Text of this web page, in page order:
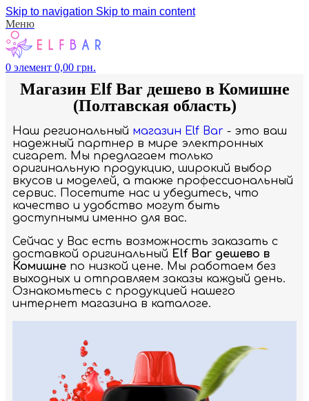
Skip to navigation Skip to main content
Меню
0 элемент 0,00 грн.
Магазин Elf Bar дешево в Комишне
(Полтавская область)
Наш региональный магазин Elf Bar - это ваш
надежный партнер в мире электронных
сигарет. Мы предлагаем только
оригинальную продукцию, широкий выбор
вкусов и моделей, а также профессиональный
сервис. Посетите нас и убедитесь, что
качество и удобство могут быть
доступными именно для вас.
Сейчас у Вас есть возможность заказать с
доставкой оригинальный Elf Bar дешево в
Комишне по низкой цене. Мы работаем без
выходных и отправляем заказы каждый день.
Ознакомьтесь с продукцией нашего
интернет магазина в каталоге.